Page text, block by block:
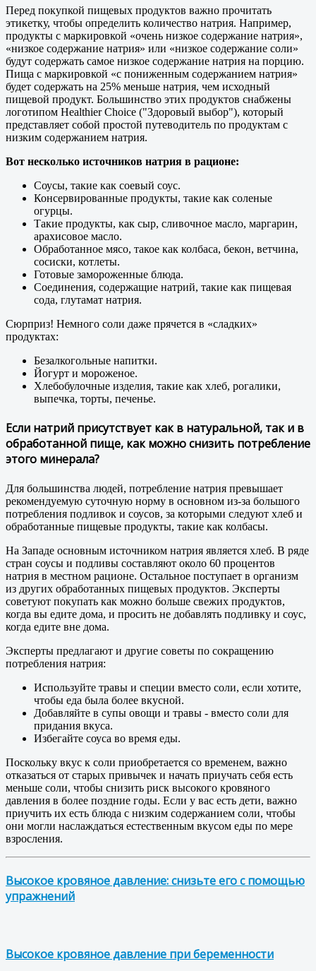
Перед покупкой пищевых продуктов важно прочитать
этикетку, чтобы определить количество натрия. Например,
продукты с маркировкой «очень низкое содержание натрия»,
«низкое содержание натрия» или «низкое содержание соли»
будут содержать самое низкое содержание натрия на порцию.
Пища с маркировкой «с пониженным содержанием натрия»
будет содержать на 25% меньше натрия, чем исходный
пищевой продукт. Большинство этих продуктов снабжены
логотипом Healthier Choice ("Здоровый выбор"), который
представляет собой простой путеводитель по продуктам с
низким содержанием натрия.
Вот несколько источников натрия в рационе:
Соусы, такие как соевый соус.
Консервированные продукты, такие как соленые
огурцы.
Такие продукты, как сыр, сливочное масло, маргарин,
арахисовое масло.
Обработанное мясо, такое как колбаса, бекон, ветчина,
сосиски, котлеты.
Готовые замороженные блюда.
Соединения, содержащие натрий, такие как пищевая
сода, глутамат натрия.
Сюрприз! Немного соли даже прячется в «сладких»
продуктах:
Безалкогольные напитки.
Йогурт и мороженое.
Хлебобулочные изделия, такие как хлеб, рогалики,
выпечка, торты, печенье.
Если натрий присутствует как в натуральной, так и в
обработанной пище, как можно снизить потребление
этого минерала?
Для большинства людей, потребление натрия превышает
рекомендуемую суточную норму в основном из-за большого
потребления подливок и соусов, за которыми следуют хлеб и
обработанные пищевые продукты, такие как колбасы.
На Западе основным источником натрия является хлеб. В ряде
стран соусы и подливы составляют около 60 процентов
натрия в местном рационе. Остальное поступает в организм
из других обработанных пищевых продуктов. Эксперты
советуют покупать как можно больше свежих продуктов,
когда вы едите дома, и просить не добавлять подливку и соус,
когда едите вне дома.
Эксперты предлагают и другие советы по сокращению
потребления натрия:
Используйте травы и специи вместо соли, если хотите,
чтобы еда была более вкусной.
Добавляйте в супы овощи и травы - вместо соли для
придания вкуса.
Избегайте соуса во время еды.
Поскольку вкус к соли приобретается со временем, важно
отказаться от старых привычек и начать приучать себя есть
меньше соли, чтобы снизить риск высокого кровяного
давления в более поздние годы. Если у вас есть дети, важно
приучить их есть блюда с низким содержанием соли, чтобы
они могли наслаждаться естественным вкусом еды по мере
взросления.
Высокое кровяное давление: снизьте его с помощью
упражнений
Высокое кровяное давление при беременности